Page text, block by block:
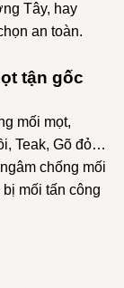
Tây, hay
an toàn.
tận gốc
mối mọt,
Teak, Gõ đỏ…
chống mối
mối tấn công